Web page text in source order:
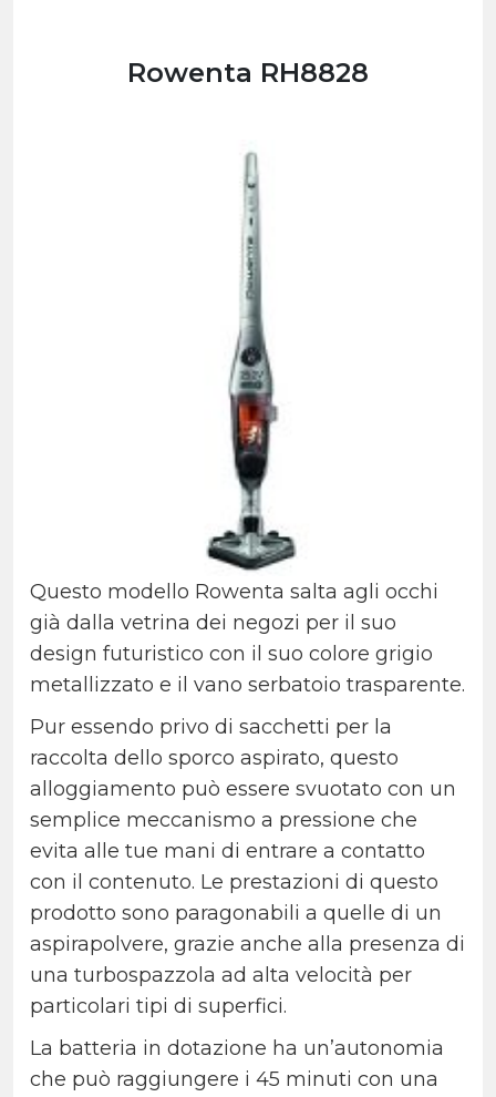
Rowenta RH8828
Questo modello Rowenta salta agli occhi
già dalla vetrina dei negozi per il suo
design futuristico con il suo colore grigio
metallizzato e il vano serbatoio trasparente.
Pur essendo privo di sacchetti per la
raccolta dello sporco aspirato, questo
alloggiamento può essere svuotato con un
semplice meccanismo a pressione che
evita alle tue mani di entrare a contatto
con il contenuto. Le prestazioni di questo
prodotto sono paragonabili a quelle di un
aspirapolvere, grazie anche alla presenza di
una turbospazzola ad alta velocità per
particolari tipi di superfici.
La batteria in dotazione ha un’autonomia
che può raggiungere i 45 minuti con una